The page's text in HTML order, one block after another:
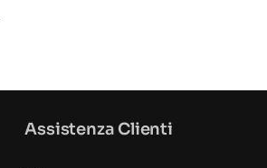
Assistenza Clienti